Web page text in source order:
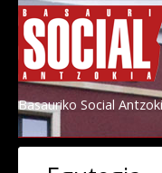
Basauriko Social
Agenda